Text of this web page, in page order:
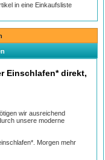
in eine Einkaufsliste
Einschlafen* direkt,
wir ausreichend
unsere moderne
Morgen mehr